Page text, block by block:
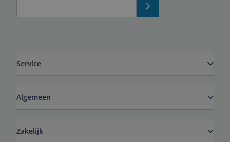
Service
Algemeen
Zakelijk